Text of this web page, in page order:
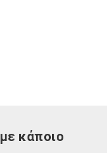
κάποιο